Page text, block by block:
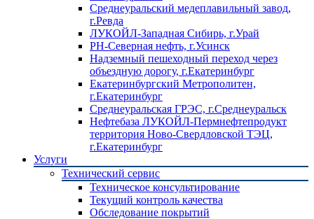
Среднеуральский медеплавильный завод,
г.Ревда
ЛУКОЙЛ-Западная Сибирь, г.Урай
РН-Северная нефть, г.Усинск
Надземный пешеходный переход через
объездную дорогу, г.Екатеринбург
Екатеринбургский Метрополитен,
г.Екатеринбург
Среднеуральская ГРЭС, г.Среднеуральск
Нефтебаза ЛУКОЙЛ-Пермнефтепродукт
территория Ново-Свердловской ТЭЦ,
г.Екатеринбург
Услуги
Технический сервис
Техническое консультирование
Текущий контроль качества
Обследование покрытий